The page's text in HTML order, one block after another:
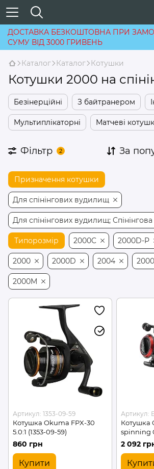
ДОСТАВКА БЕЗКОШТОВНА ПРИ
СУМУ ВІД 3000 ГРИВЕНЬ
Каталог Каталог Котушки
Котушки 2000 на
Безінерційні З байтранером
Мультиплікаторні Матчеві
Фільтр 2 За
Призначення котушки
Для спінінгових вудилищ
Для спінінгових вудилищ; Спінінгова
Типорозмір 2000C 2000D-P
2000 2000D 2004
2000M
Артикул: 1353-09-59
Котушка Okuma FPX-30
5.0:1 (1353-09-59)
860 грн
Купити
Артикул:
Котушка
spinning
(E136260)
2 092